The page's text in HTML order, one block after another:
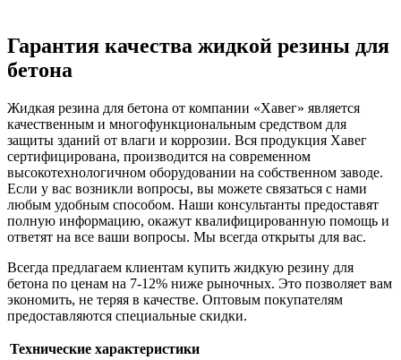
Гарантия качества жидкой резины для
бетона
Жидкая резина для бетона от компании «Хавег» является
качественным и многофункциональным средством для
защиты зданий от влаги и коррозии. Вся продукция Хавег
сертифицирована, производится на современном
высокотехнологичном оборудовании на собственном заводе.
Если у вас возникли вопросы, вы можете связаться с нами
любым удобным способом. Наши консультанты предоставят
полную информацию, окажут квалифицированную помощь и
ответят на все ваши вопросы. Мы всегда открыты для вас.
Всегда предлагаем клиентам купить жидкую резину для
бетона по ценам на 7-12% ниже рыночных. Это позволяет вам
экономить, не теряя в качестве. Оптовым покупателям
предоставляются специальные скидки.
Технические характеристики